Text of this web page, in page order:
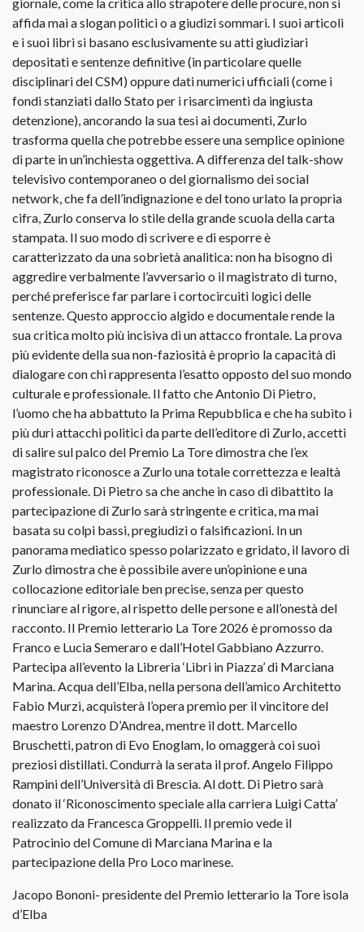
Jacopo Bononi- presidente del Premio letterario la Tore isola
d’Elba